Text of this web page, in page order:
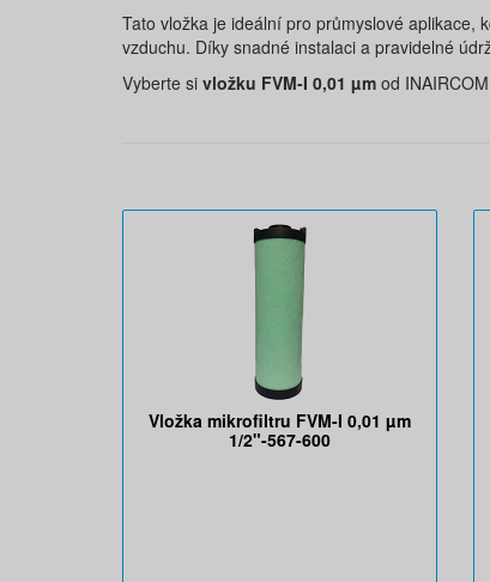
Tato vložka je ideální pro průmyslové aplikace,
vzduchu. Díky snadné instalaci a pravidelné
Vyberte si vložku FVM-I 0,01 µm od
Vložka mikrofiltru FVM-I 0,01 µm
1/2"-567-600